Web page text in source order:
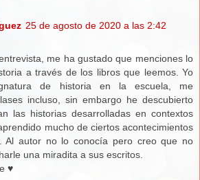
25 de agosto de 2020 a las 2:42
me ha gustado que menciones lo
a través de los libros que leemos. Yo
de historia en la escuela, me
incluso, sin embargo he descubierto
las historias desarrolladas en contextos
mucho de ciertos acontecimientos
Al autor no lo conocía pero creo que no
una miradita a sus escritos.
♥